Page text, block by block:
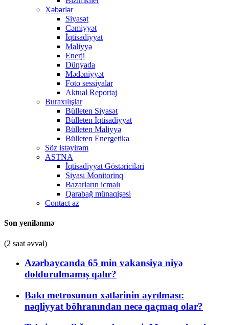
Xəbərlər
Siyasət
Cəmiyyət
İqtisadiyyat
Maliyyə
Enerji
Dünyada
Mədəniyyət
Foto sessiyalar
Aktual Reportaj
Buraxılışlar
Bülleten Siyasət
Bülleten İqtisadiyyat
Bülleten Maliyyə
Bülleten Energetika
Söz istəyirəm
ASTNA
İqtisadiyyat Göstəriciləri
Siyası Monitorinq
Bazarların icmalı
Qarabağ münaqişəsi
Contact az
Son yenilənmə
(2 saat əvvəl)
Azərbaycanda 65 min vakansiya niyə
doldurulmamış qalır?
Bakı metrosunun xətlərinin ayrılması:
nəqliyyat böhranından necə qaçmaq olar?